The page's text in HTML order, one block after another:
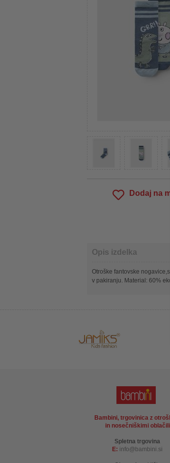
Dodaj na
Opis izdelka
Otroške fantovske
v pakiranju. Material: 60%
Bambini, trgovinica z
in nosečniškimi oblačili
Spletna trgovina
E: info bambini.si